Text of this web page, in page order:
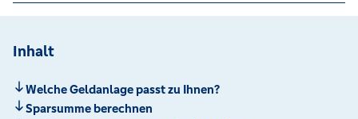
Inhalt
Welche Geldanlage passt zu Ihnen?
Sparsumme berechnen